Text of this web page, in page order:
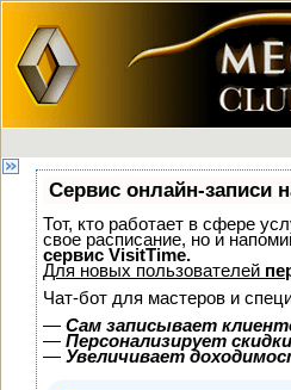
Сервис онлайн-записи
Тот, кто работает в сфере
свое расписание, но и
сервис VisitTime.
Для новых пользователей
Чат-бот для мастеров и
— Сам записывает
— Персонализирует
— Увеличивает